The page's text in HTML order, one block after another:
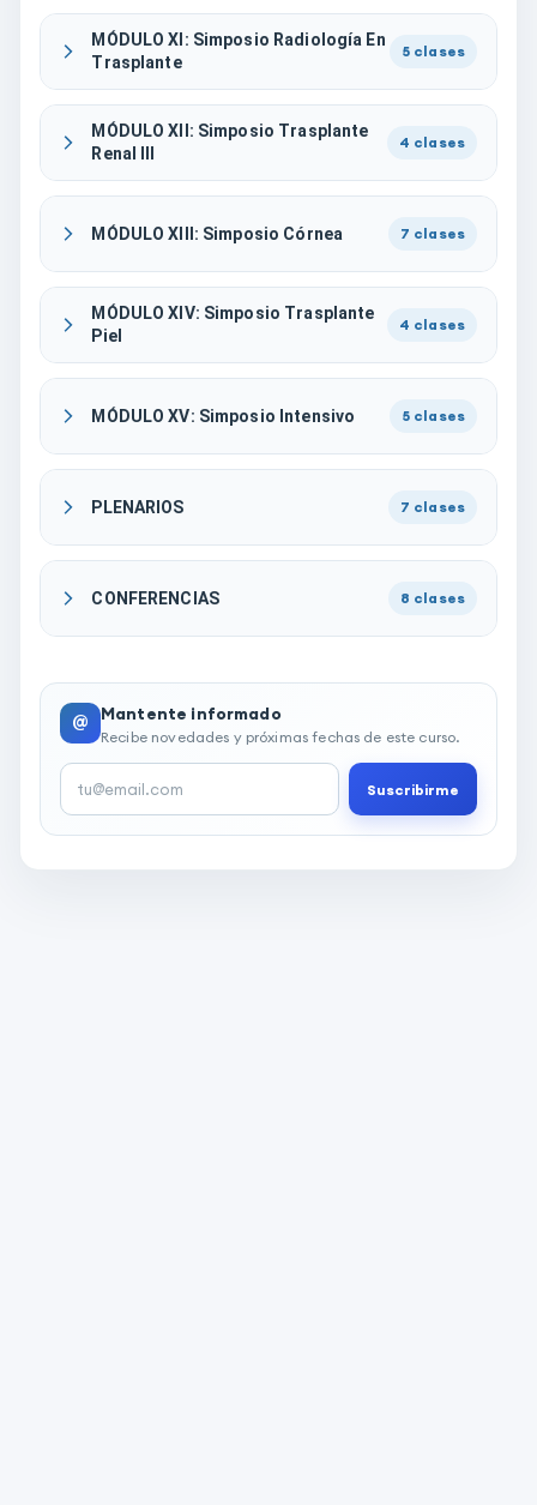
MÓDULO XI: Simposio Radiología En
Trasplante
5 clases
MÓDULO XII: Simposio Trasplante
Renal III
4 clases
MÓDULO XIII: Simposio Córnea 7 clases
MÓDULO XIV: Simposio Trasplante
Piel
4 clases
MÓDULO XV: Simposio Intensivo 5 clases
PLENARIOS 7 clases
CONFERENCIAS 8 clases
@ Mantente informado
Recibe novedades y próximas fechas de este curso.
Suscribirme